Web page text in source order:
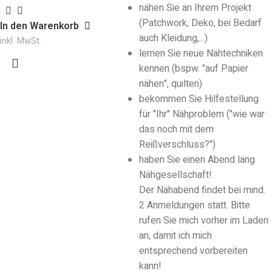
In den Warenkorb
inkl. MwSt.
nähen Sie an Ihrem Projekt
(Patchwork, Deko, bei Bedarf
auch Kleidung,...)
lernen Sie neue Nähtechniken
kennen (bspw. "auf Papier
nähen", quilten)
bekommen Sie Hilfestellung
für "Ihr" Nähproblem ("wie war
das noch mit dem
Reißverschluss?")
haben Sie einen Abend lang
Nähgesellschaft!
Der Nähabend findet bei mind.
2 Anmeldungen statt. Bitte
rufen Sie mich vorher im Laden
an, damit ich mich
entsprechend vorbereiten
kann!